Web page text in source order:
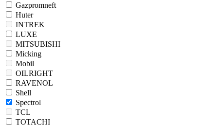
Gazpromneft
Huter
INTREK
LUXE
MITSUBISHI
Micking
Mobil
OILRIGHT
RAVENOL
Shell
Spectrol
TCL
TOTACHI